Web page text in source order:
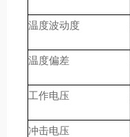
温度波动度
温度偏差
工作电压
冲击电压